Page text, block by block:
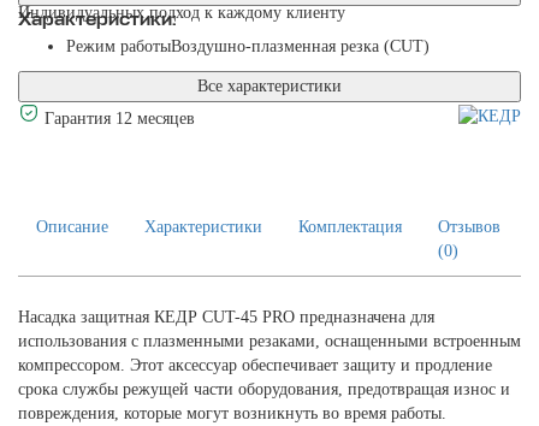
Характеристики:
Режим работыВоздушно-плазменная резка (CUT)
Все характеристики
Гарантия 12 месяцев
Индивидуальных подход к каждому клиенту
Описание Характеристики Комплектация
Отзывов
(0)
Насадка защитная КЕДР CUT-45 PRO предназначена для
использования с плазменными резаками, оснащенными встроенным
компрессором. Этот аксессуар обеспечивает защиту и продление
срока службы режущей части оборудования, предотвращая износ и
повреждения, которые могут возникнуть во время работы.